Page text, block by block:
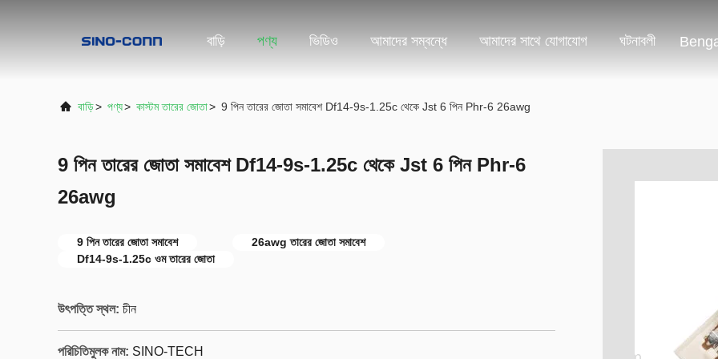
বাড়ি পণ্য ভিডিও আমাদের সম্বন্ধে আমাদের সাথে যোগাযোগ ঘটনাবলী
বাড়ি> পণ্য> কাস্টম তারের জোতা> 9 পিন তারের জোতা সমাবেশ Df14-9s-1.25c থেকে Jst 6 পিন Phr-6 26awg
9 পিন তারের জোতা সমাবেশ Df14-9s-1.25c থেকে Jst 6 পিন Phr-6
26awg
9 পিন তারের জোতা সমাবেশ
26awg তারের জোতা সমাবেশ
Df14-9s-1.25c ওম তারের জোতা
উৎপত্তি স্থল: চীন
পরিচিতিমুলক নাম: SINO-TECH